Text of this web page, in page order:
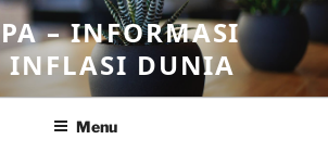
– INFORMASI
INFLASI DUNIA
Menu